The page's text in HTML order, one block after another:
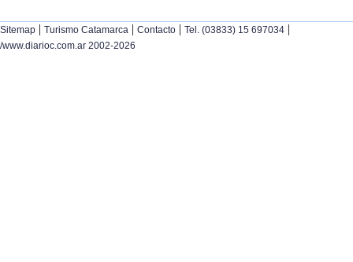
Sitemap | Turismo Catamarca | Contacto | Tel. (03833) 15 697034 |
/www.diarioc.com.ar 2002-2026